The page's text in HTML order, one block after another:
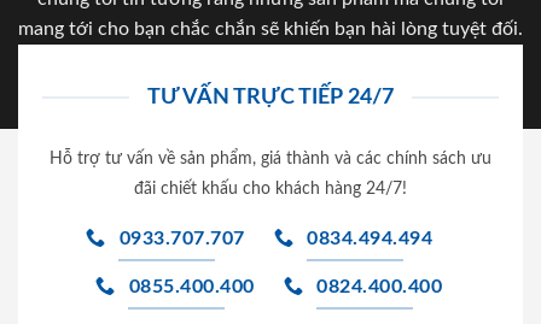
mang tới cho bạn chắc chắn sẽ khiến bạn hài lòng tuyệt đối.
TƯ VẤN TRỰC TIẾP 24/7
Hỗ trợ tư vấn về sản phẩm, giá thành và các chính sách ưu
đãi chiết khấu cho khách hàng 24/7!
0933.707.707 0834.494.494
0855.400.400 0824.400.400